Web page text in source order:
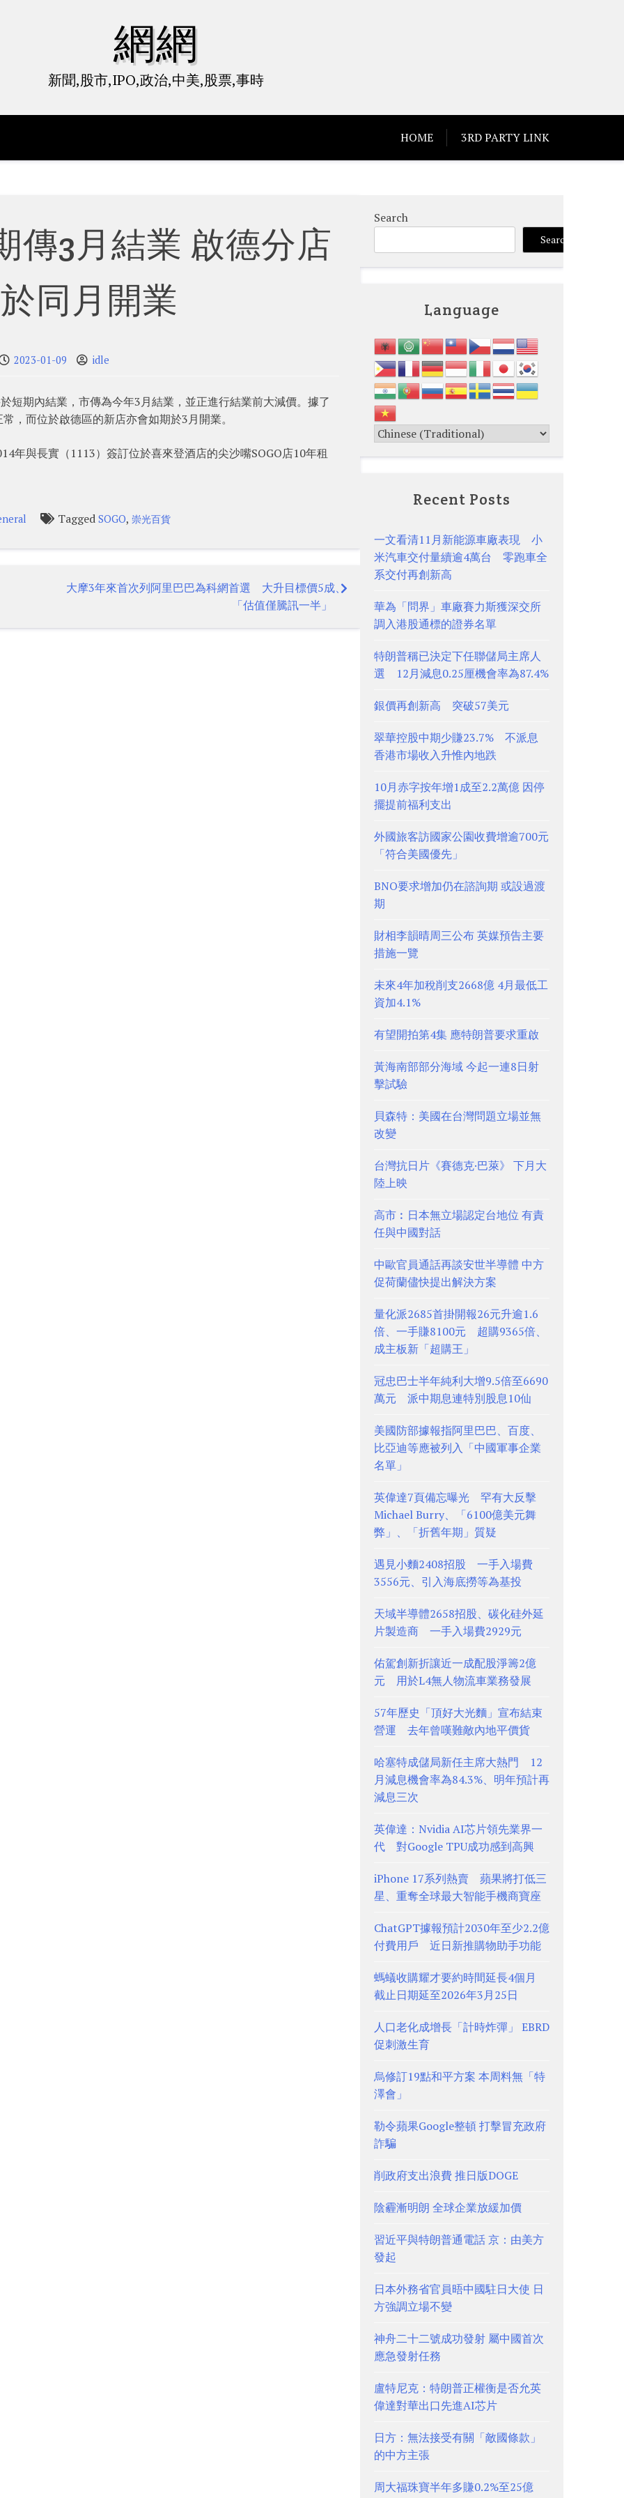
網網
新聞,股市,IPO,政治,中美,股票,事時
HOME 3RD PARTY LINK
傳3月結業 啟德分店
同月開業
2023-01-09 idle
短期內結業，市傳為今年3月結業，並正進行結業前大減價。據了
，而位於啟德區的新店亦會如期於3月開業。
年與長實（1113）簽訂位於喜來登酒店的尖沙嘴SOGO店10年租
TaggedSOGO,崇光百貨
大摩3年來首次列阿里巴巴為科網首選 大升目標價5成、
「估值僅騰訊一半」
Search
Search
Language
Recent Posts
一文看清11月新能源車廠表現 小
米汽車交付量續逾4萬台 零跑車全
系交付再創新高
華為「問界」車廠賽力斯獲深交所
調入港股通標的證券名單
特朗普稱已決定下任聯儲局主席人
選 12月減息0.25厘機會率為87.4%
銀價再創新高 突破57美元
翠華控股中期少賺23.7% 不派息
香港市場收入升惟內地跌
10月赤字按年增1成至2.2萬億 因停
擺提前福利支出
外國旅客訪國家公園收費增逾700元
「符合美國優先」
BNO要求增加仍在諮詢期 或設過渡
期
財相李韻晴周三公布 英媒預告主要
措施一覽
未來4年加稅削支2668億 4月最低工
資加4.1%
有望開拍第4集 應特朗普要求重啟
黃海南部部分海域 今起一連8日射
擊試驗
貝森特：美國在台灣問題立場並無
改變
台灣抗日片《賽德克·巴萊》 下月大
陸上映
高市︰日本無立場認定台地位 有責
任與中國對話
中歐官員通話再談安世半導體 中方
促荷蘭儘快提出解決方案
量化派2685首掛開報26元升逾1.6
倍、一手賺8100元 超購9365倍、
成主板新「超購王」
冠忠巴士半年純利大增9.5倍至6690
萬元 派中期息連特別股息10仙
美國防部據報指阿里巴巴、百度、
比亞迪等應被列入「中國軍事企業
名單」
英偉達7頁備忘曝光 罕有大反擊
Michael Burry、「6100億美元舞
弊」、「折舊年期」質疑
遇見小麵2408招股 一手入場費
3556元、引入海底撈等為基投
天域半導體2658招股、碳化硅外延
片製造商 一手入場費2929元
佑駕創新折讓近一成配股淨籌2億
元 用於L4無人物流車業務發展
57年歷史「頂好大光麵」宣布結束
營運 去年曾嘆難敵內地平價貨
哈塞特成儲局新任主席大熱門 12
月減息機會率為84.3%、明年預計再
減息三次
英偉達：Nvidia AI芯片領先業界一
代 對Google TPU成功感到高興
iPhone 17系列熱賣 蘋果將打低三
星、重奪全球最大智能手機商寶座
ChatGPT據報預計2030年至少2.2億
付費用戶 近日新推購物助手功能
螞蟻收購耀才要約時間延長4個月
截止日期延至2026年3月25日
人口老化成增長「計時炸彈」 EBRD
促刺激生育
烏修訂19點和平方案 本周料無「特
澤會」
勒令蘋果Google整頓 打擊冒充政府
詐騙
削政府支出浪費 推日版DOGE
陰霾漸明朗 全球企業放緩加價
習近平與特朗普通電話 京：由美方
發起
日本外務省官員晤中國駐日大使 日
方強調立場不變
神舟二十二號成功發射 屬中國首次
應急發射任務
盧特尼克：特朗普正權衡是否允英
偉達對華出口先進AI芯片
日方：無法接受有關「敵國條款」
的中方主張
周大福珠寶半年多賺0.2%至25億